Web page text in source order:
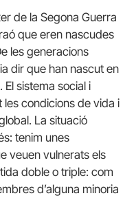
de la Segona Guerra
que eren nascudes
les generacions
dir que han nascut en
sistema social i
condicions de vida i
La situació
tenim unes
veuen vulnerats els
doble o triple: com
d’alguna minoria